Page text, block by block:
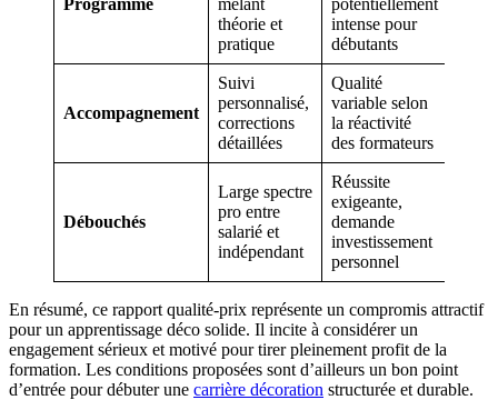
théorie et
pratique
intense pour
débutants
Accompagnement
Suivi
personnalisé,
corrections
détaillées
Qualité
variable selon
la réactivité
des formateurs
Débouchés
Large spectre
pro entre
salarié et
indépendant
Réussite
exigeante,
demande
investissement
personnel
En résumé, ce rapport qualité-prix représente un compromis attractif
pour un apprentissage déco solide. Il incite à considérer un
engagement sérieux et motivé pour tirer pleinement profit de la
formation. Les conditions proposées sont d’ailleurs un bon point
d’entrée pour débuter une carrière décoration structurée et durable.